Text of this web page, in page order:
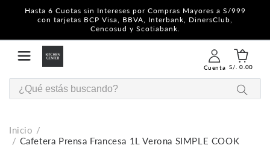
Hasta 6 Cuotas sin Intereses por Compras Mayores a S/999
con tarjetas BCP Visa, BBVA, Interbank, DinersClub,
Cencosud y Scotiabank.
Cuenta S/. 0.00
Inicio
Cafetera Prensa Francesa 1L Verona SIMPLE COOK